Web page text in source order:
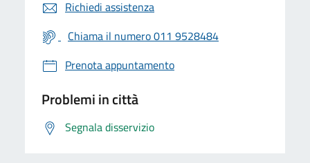
Richiedi assistenza
Chiama il numero 011 9528484
Prenota appuntamento
Problemi in città
Segnala disservizio